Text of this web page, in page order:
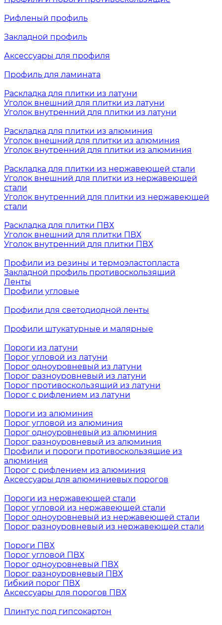
Рифленый профиль
Закладной профиль
Аксессуары для профиля
Профиль для ламината
Раскладка для плитки из латуни
Уголок внешний для плитки из латуни
Уголок внутренний для плитки из латуни
Раскладка для плитки из алюминия
Уголок внешний для плитки из алюминия
Уголок внутренний для плитки из алюминия
Раскладка для плитки из нержавеющей стали
Уголок внешний для плитки из нержавеющей
стали
Уголок внутренний для плитки из нержавеющей
стали
Раскладка для плитки ПВХ
Уголок внешний для плитки ПВХ
Уголок внутренний для плитки ПВХ
Профили из резины и термоэластопласта
Закладной профиль противоскользящий
Ленты
Профили угловые
Профили для светодиодной ленты
Профили штукатурные и малярные
Пороги из латуни
Порог угловой из латуни
Порог одноуровневый из латуни
Порог разноуровневый из латуни
Порог противоскользящий из латуни
Порог с рифлением из латуни
Пороги из алюминия
Порог угловой из алюминия
Порог одноуровневый из алюминия
Порог разноуровневый из алюминия
Профили и пороги противоскользящие из
алюминия
Порог с рифлением из алюминия
Аксессуары для алюминиевых порогов
Пороги из нержавеющей стали
Порог угловой из нержавеющей стали
Порог одноуровневый из нержавеющей стали
Порог разноуровневый из нержавеющей стали
Пороги ПВХ
Порог угловой ПВХ
Порог одноуровневый ПВХ
Порог разноуровневый ПВХ
Гибкий порог ПВХ
Аксессуары для порогов ПВХ
Плинтус под гипсокартон